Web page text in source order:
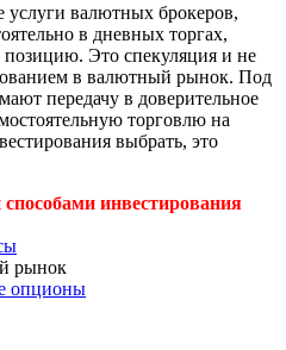
валютных брокеров,
в дневных торгах,
Это спекуляция и не
в валютный рынок. Под
передачу в доверительное
торговлю на
выбрать, это
инвестирования
рынок
опционы